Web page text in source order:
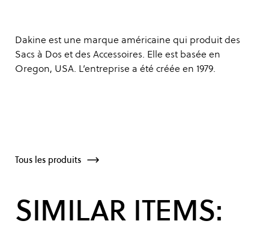
Dakine est une marque américaine qui produit des
Sacs à Dos et des Accessoires. Elle est basée en
Oregon, USA. L’entreprise a été créée en 1979.
Tous les produits
SIMILAR ITEMS: